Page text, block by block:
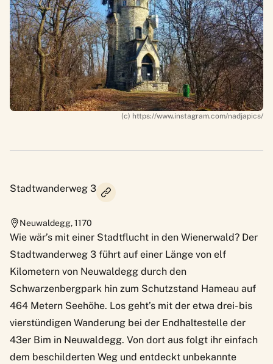
(c) https://www.instagram.com/nadjapics/
Stadtwanderweg 3
Neuwaldegg,1170
Wie wär’s mit einer Stadtflucht in den Wienerwald? Der
Stadtwanderweg 3 führt auf einer Länge von elf
Kilometern von Neuwaldegg durch den
Schwarzenbergpark hin zum Schutzstand Hameau auf
464 Metern Seehöhe. Los geht’s mit der etwa drei- bis
vierstündigen Wanderung bei der Endhaltestelle der
43er Bim in Neuwaldegg. Von dort aus folgt ihr einfach
dem beschilderten Weg und entdeckt unbekannte